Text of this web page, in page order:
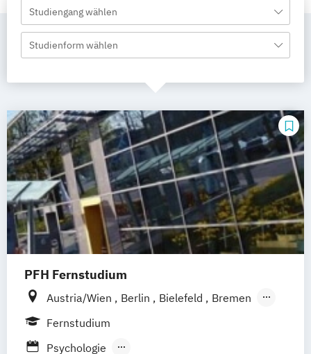
Studiengang wählen
Studienform wählen
PFH Fernstudium
Austria/Wien Berlin Bielefeld
Bremen
Dortmund
Fernstudium
Psychologie